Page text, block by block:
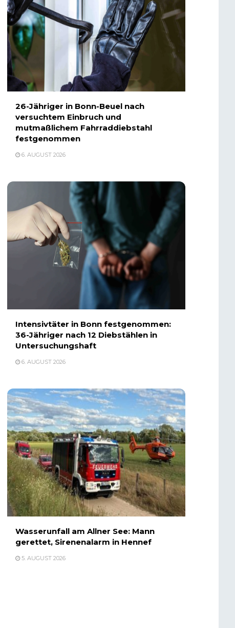
26-Jähriger in Bonn-Beuel nach
versuchtem Einbruch und
mutmaßlichem Fahrraddiebstahl
festgenommen
6. AUGUST 2026
Intensivtäter in Bonn festgenommen:
36-Jähriger nach 12 Diebstählen in
Untersuchungshaft
6. AUGUST 2026
Wasserunfall am Allner See: Mann
gerettet, Sirenenalarm in Hennef
5. AUGUST 2026